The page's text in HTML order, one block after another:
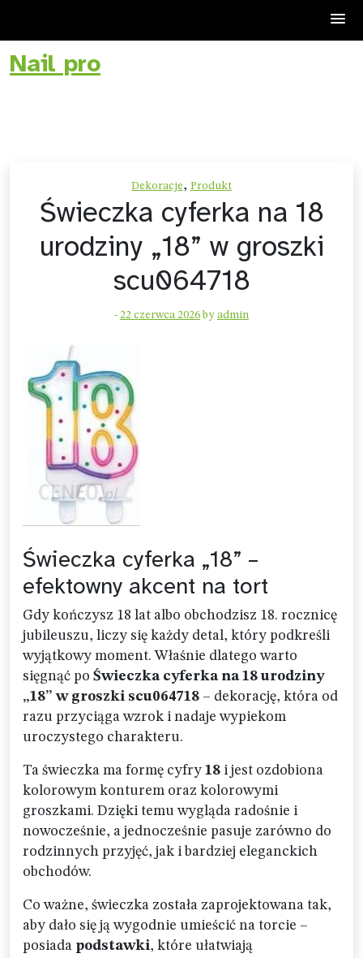
Skip
toNail pro
Dekoracje, Produkt
Świeczka cyferka na 18
urodziny „18” w groszki
scu064718
- 22 czerwca 2026 by admin
Świeczka cyferka „18” –
efektowny akcent na tort
Gdy kończysz 18 lat albo obchodzisz 18. rocznicę
jubileuszu, liczy się każdy detal, który podkreśli
wyjątkowy moment. Właśnie dlatego warto
sięgnąć po Świeczka cyferka na 18 urodziny
„18” w groszki scu064718 – dekorację, która od
razu przyciąga wzrok i nadaje wypiekom
uroczystego charakteru.
Ta świeczka ma formę cyfry 18 i jest ozdobiona
kolorowym konturem oraz kolorowymi
groszkami. Dzięki temu wygląda radośnie i
nowocześnie, a jednocześnie pasuje zarówno do
rodzinnych przyjęć, jak i bardziej eleganckich
obchodów.
Co ważne, świeczka została zaprojektowana tak,
aby dało się ją wygodnie umieścić na torcie –
posiada podstawki, które ułatwiają